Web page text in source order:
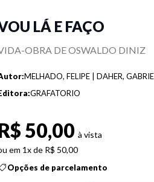
LÁ E FAÇO
OBRA DE OSWALDO DINIZ
MELHADO, FELIPE | DAHER,
GRAFATORIO
50,00
1x de R$ 50,00
Opções de parcelamento